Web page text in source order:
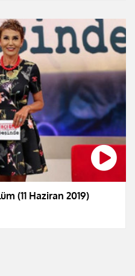
(11 Haziran 2019)